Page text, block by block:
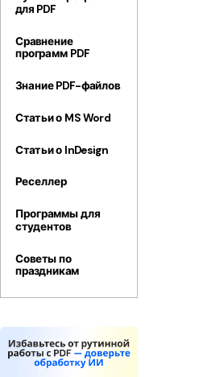
PDF-файл в
для PDF
Сравнение
программ PDF
Знание PDF-файлов
Статьи о MS Word
Статьи о InDesign
Реселлер
Программы для
студентов
Советы по
праздникам